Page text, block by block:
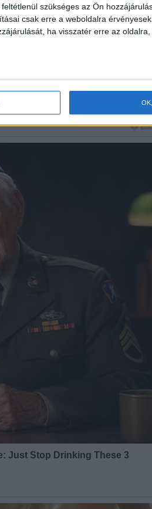
szükséges az Ön
csak erre a weboldalra
ha visszatér erre az
minősül, amely a 2012. évi II.
A tulajdon elleni
is ítélheti az elkövetőt.